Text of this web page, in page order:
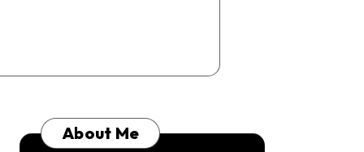
About Me